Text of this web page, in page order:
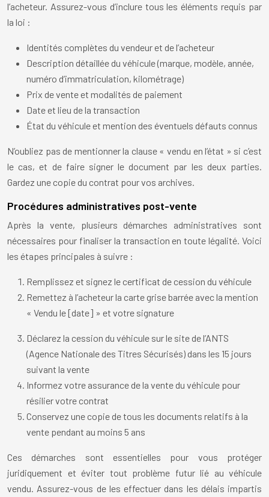
l’acheteur. Assurez-vous d’inclure tous les éléments requis par
la loi :
Identités complètes du vendeur et de l’acheteur
Description détaillée du véhicule (marque, modèle, année,
numéro d’immatriculation, kilométrage)
Prix de vente et modalités de paiement
Date et lieu de la transaction
État du véhicule et mention des éventuels défauts connus
N’oubliez pas de mentionner la clause « vendu en l’état » si c’est
le cas, et de faire signer le document par les deux parties.
Gardez une copie du contrat pour vos archives.
Procédures administratives post-vente
Après la vente, plusieurs démarches administratives sont
nécessaires pour finaliser la transaction en toute légalité. Voici
les étapes principales à suivre :
Remplissez et signez le certificat de cession du véhicule
Remettez à l’acheteur la carte grise barrée avec la mention
« Vendu le [date] » et votre signature
Déclarez la cession du véhicule sur le site de l’ANTS
(Agence Nationale des Titres Sécurisés) dans les 15 jours
suivant la vente
Informez votre assurance de la vente du véhicule pour
résilier votre contrat
Conservez une copie de tous les documents relatifs à la
vente pendant au moins 5 ans
Ces démarches sont essentielles pour vous protéger
juridiquement et éviter tout problème futur lié au véhicule
vendu. Assurez-vous de les effectuer dans les délais impartis